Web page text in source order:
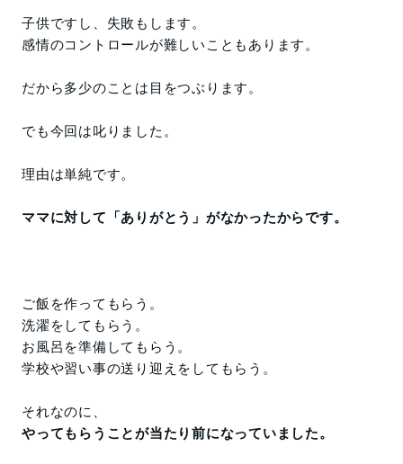
子供ですし、失敗もします。
感情のコントロールが難しいこともあります。
だから多少のことは目をつぶります。
でも今回は叱りました。
理由は単純です。
ママに対して「ありがとう」がなかったからです。
ご飯を作ってもらう。
洗濯をしてもらう。
お風呂を準備してもらう。
学校や習い事の送り迎えをしてもらう。
それなのに、
やってもらうことが当たり前になっていました。